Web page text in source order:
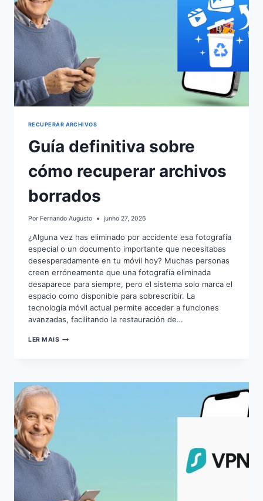
RECUPERAR ARCHIVOS
Guía definitiva sobre
cómo recuperar archivos
borrados
Por Fernando Augusto junho 27, 2026
¿Alguna vez has eliminado por accidente esa fotografía
especial o un documento importante que necesitabas
desesperadamente en tu móvil hoy? Muchas personas
creen erróneamente que una fotografía eliminada
desaparece para siempre, pero el sistema solo marca el
espacio como disponible para sobrescribir. La
tecnología móvil actual permite acceder a funciones
avanzadas, facilitando la restauración de…
LER MAISGUÍA
ARCHIVOS